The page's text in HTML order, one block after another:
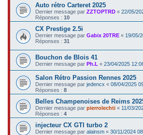
Auto rétro Carteret 2025
Dernier message parZZTOPTRD «22/05/
Réponses :10
CX Prestige 2.5i
Dernier message parGabix 20TRE « 19/05/
Réponses :31
Bouchon de Blois 41
Dernier message parPh.L «23/04/2025
Salon Rétro Passion Rennes 2025
Dernier message parjedencx «08/04/2025
Réponses :8
Belles Champenoises de Reims
Dernier message parpierrolechti « 11/03/
Réponses :4
injecteur CX GTI turbo 2
Dernier message paralainsm «30/11/2024